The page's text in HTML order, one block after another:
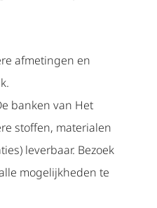
afmetingen en
banken van Het
stoffen, materialen
leverbaar. Bezoek
mogelijkheden te